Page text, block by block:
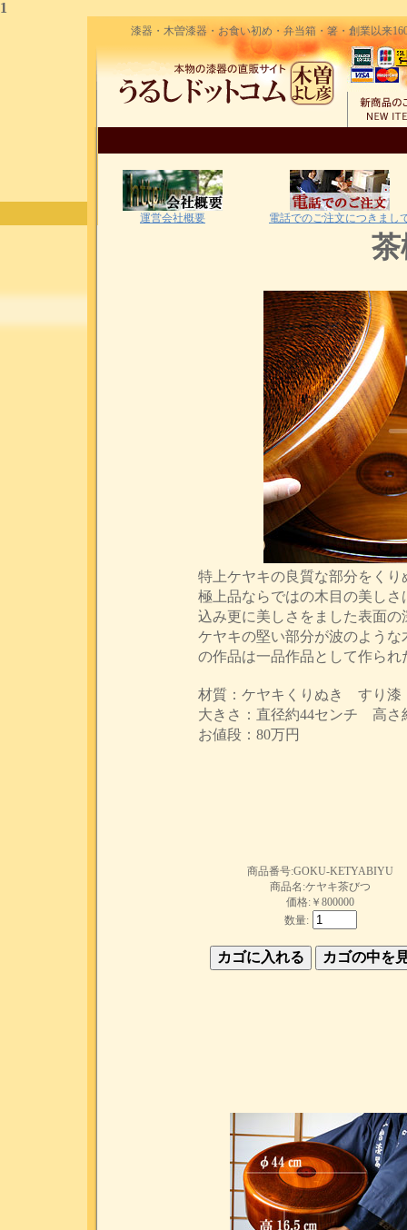
1
漆器・木曽漆器・お食い初め・弁当箱・箸・創業以来
運営会社概要 電話でのご注文につきまし
特上ケヤキの良質な部分をく
極上品ならではの木目の美し
込み更に美しさをました表面
ケヤキの堅い部分が波のよう
の作品は一品作品として作ら
材質：ケヤキくりぬき すり漆
大きさ：直径約44センチ 高さ
お値段：80万円
商品番号:GOKU-KETYABIYU
商品名:ケヤキ茶びつ
価格:￥800000
数量: